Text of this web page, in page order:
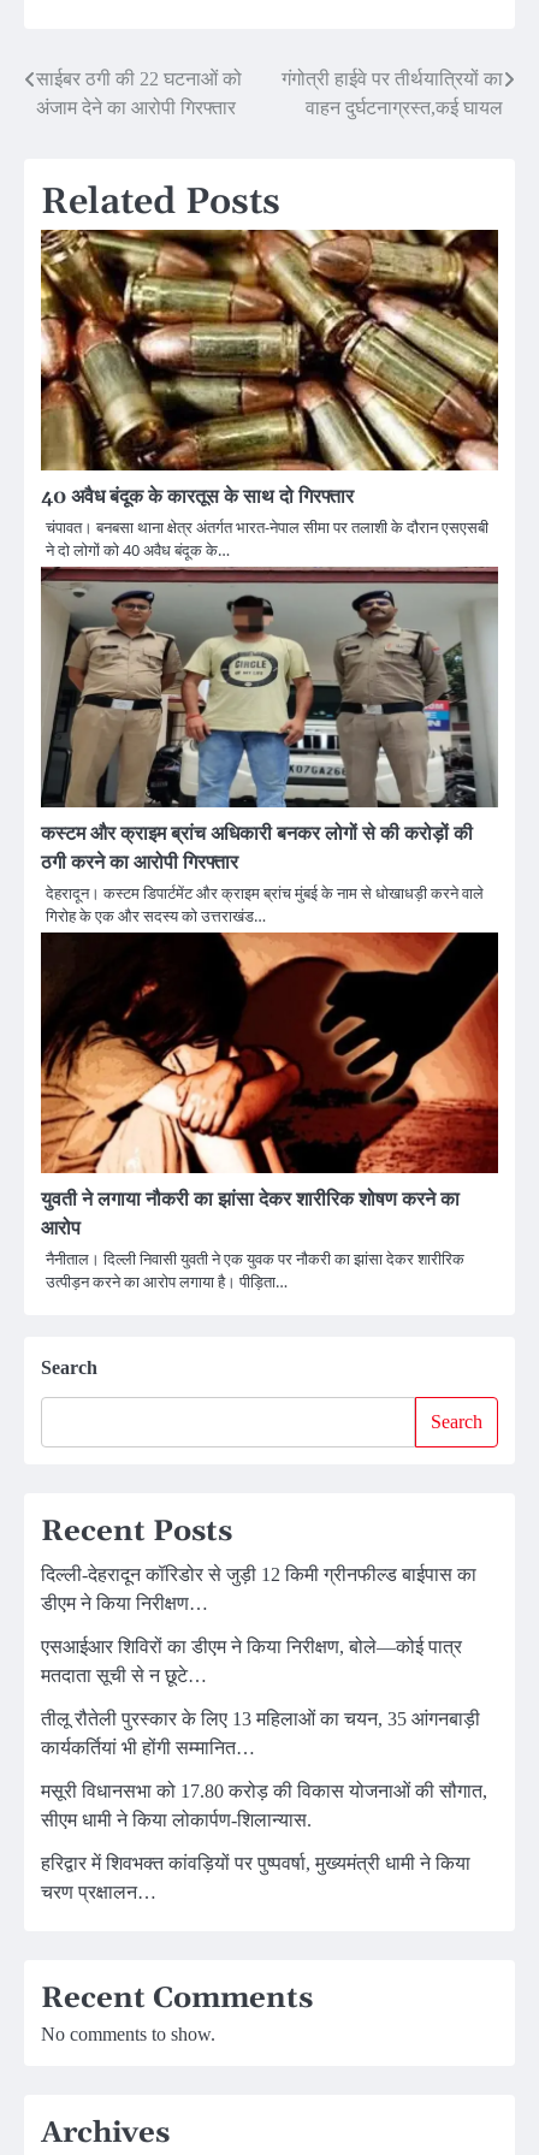
Post
साईबर ठगी की 22 घटनाओं को
अंजाम देने का आरोपी गिरफ्तार
गंगोत्री हाईवे पर तीर्थयात्रियों का
वाहन दुर्घटनाग्रस्त,कई घायल
Related Posts
40 अवैध बंदूक के कारतूस के साथ दो गिरफ्तार
चंपावत। बनबसा थाना क्षेत्र अंतर्गत भारत-नेपाल सीमा पर तलाशी के दौरान एसएसबी
ने दो लोगों को 40 अवैध बंदूक के…
कस्टम और क्राइम ब्रांच अधिकारी बनकर लोगों से की करोड़ों की
ठगी करने का आरोपी गिरफ्तार
देहरादून। कस्टम डिपार्टमेंट और क्राइम ब्रांच मुंबई के नाम से धोखाधड़ी करने वाले
गिरोह के एक और सदस्य को उत्तराखंड…
युवती ने लगाया नौकरी का झांसा देकर शारीरिक शोषण करने का
आरोप
नैनीताल। दिल्ली निवासी युवती ने एक युवक पर नौकरी का झांसा देकर शारीरिक
उत्पीड़न करने का आरोप लगाया है। पीड़िता…
Search
Search
Recent Posts
दिल्ली-देहरादून कॉरिडोर से जुड़ी 12 किमी ग्रीनफील्ड बाईपास का
डीएम ने किया निरीक्षण…
एसआईआर शिविरों का डीएम ने किया निरीक्षण, बोले—कोई पात्र
मतदाता सूची से न छूटे…
तीलू रौतेली पुरस्कार के लिए 13 महिलाओं का चयन, 35 आंगनबाड़ी
कार्यकर्तियां भी होंगी सम्मानित…
मसूरी विधानसभा को 17.80 करोड़ की विकास योजनाओं की सौगात,
सीएम धामी ने किया लोकार्पण-शिलान्यास.
हरिद्वार में शिवभक्त कांवड़ियों पर पुष्पवर्षा, मुख्यमंत्री धामी ने किया
चरण प्रक्षालन…
Recent Comments
No comments to show.
Archives